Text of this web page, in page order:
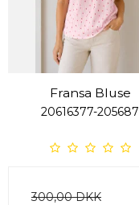
Fransa Bluse
20616377-205687
300,00 DKK